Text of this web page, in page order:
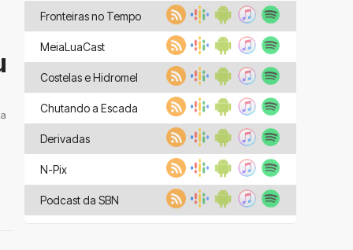
Fronteiras no Tempo
MeiaLuaCast
Costelas e Hidromel
Chutando a Escada
Derivadas
N-Pix
Podcast da SBN